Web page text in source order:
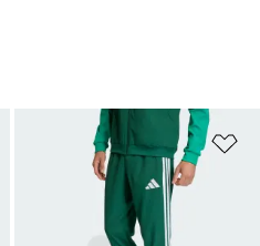
Dodaj do listy życzeń